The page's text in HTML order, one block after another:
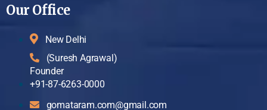
Our Office
New Delhi
(Suresh Agrawal)
Founder
+91-87-6263-0000
gomataram.com@gmail.com